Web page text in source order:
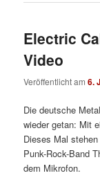
Electric
Video
Veröffentlicht am6.
Die deutsche
wieder getan: Mit
Dieses Mal
Punk-Rock-Band
dem Mikrofon.